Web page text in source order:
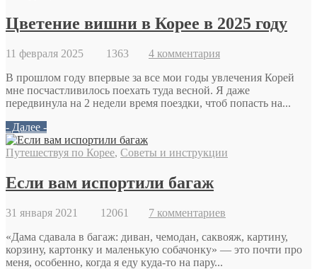
Цветение вишни в Корее в 2025 году
11 февраля 2025 1363 4 комментария
В прошлом году впервые за все мои годы увлечения Корей
мне посчастливилось поехать туда весной. Я даже
передвинула на 2 недели время поездки, чтоб попасть на...
- Далее -
Путешествуя по Корее, Советы и инструкции
Если вам испортили багаж
31 января 2021 12061 7 комментариев
«Дама сдавала в багаж: диван, чемодан, саквояж, картину,
корзину, картонку и маленькую собачонку» — это почти про
меня, особенно, когда я еду куда-то на пару...